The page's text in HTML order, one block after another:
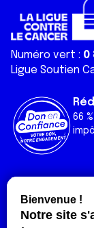
Numéro vert : 0
Ligue Soutien
66
Liens utiles
Nos actualités
Nos publications